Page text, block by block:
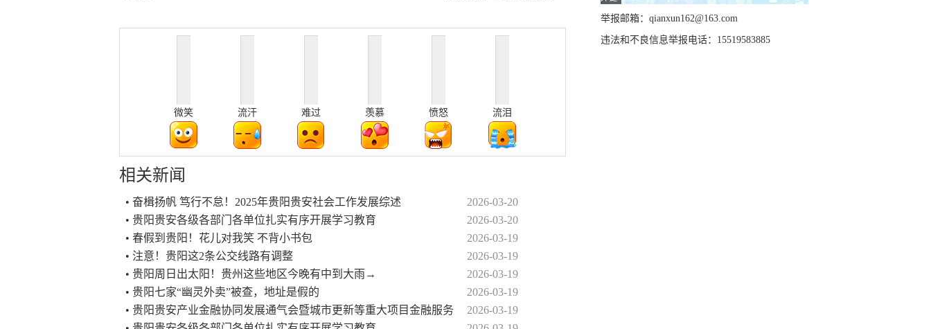
微笑 流汗 难过 羡慕 愤怒 流泪
相关新闻
• 奋楫扬帆 笃行不怠！2025年贵阳贵安社会工作发展综述
2026-03-20
• 贵阳贵安各级各部门各单位扎实有序开展学习教育
2026-03-20
• 春假到贵阳！花儿对我笑 不背小书包
2026-03-19
• 注意！贵阳这2条公交线路有调整
2026-03-19
• 贵阳周日出太阳！贵州这些地区今晚有中到大雨→
2026-03-19
• 贵阳七家“幽灵外卖”被查，地址是假的
2026-03-19
• 贵阳贵安产业金融协同发展通气会暨城市更新等重大项目金融服务
2026-03-19
举报邮箱：qianxun162@163.com
违法和不良信息举报电话：15519583885